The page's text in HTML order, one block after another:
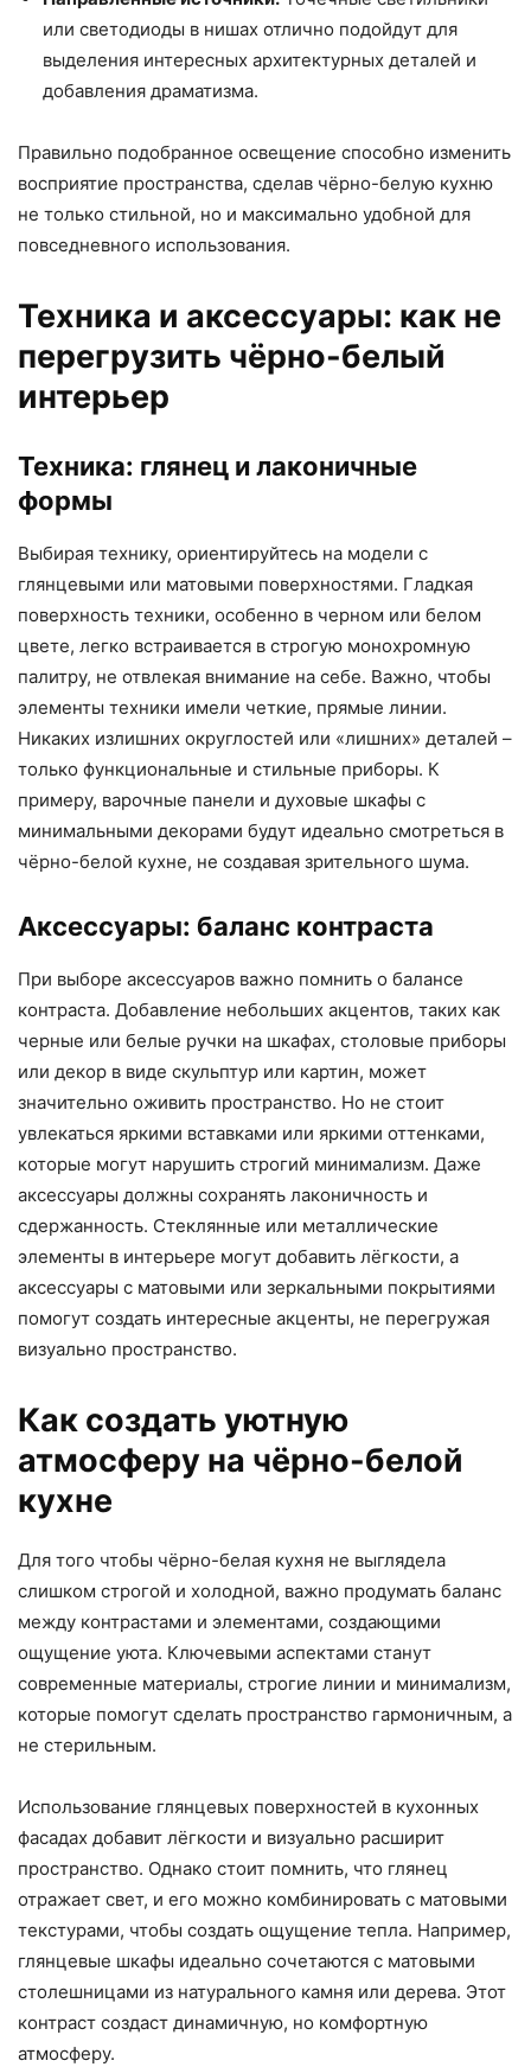
или светодиоды в нишах отлично подойдут для
выделения интересных архитектурных деталей и
добавления драматизма.
Правильно подобранное освещение способно изменить
восприятие пространства, сделав чёрно-белую кухню
не только стильной, но и максимально удобной для
повседневного использования.
Техника и аксессуары: как не
перегрузить чёрно-белый
интерьер
Техника: глянец и лаконичные
формы
Выбирая технику, ориентируйтесь на модели с
глянцевыми или матовыми поверхностями. Гладкая
поверхность техники, особенно в черном или белом
цвете, легко встраивается в строгую монохромную
палитру, не отвлекая внимание на себе. Важно, чтобы
элементы техники имели четкие, прямые линии.
Никаких излишних округлостей или «лишних» деталей –
только функциональные и стильные приборы. К
примеру, варочные панели и духовые шкафы с
минимальными декорами будут идеально смотреться в
чёрно-белой кухне, не создавая зрительного шума.
Аксессуары: баланс контраста
При выборе аксессуаров важно помнить о балансе
контраста. Добавление небольших акцентов, таких как
черные или белые ручки на шкафах, столовые приборы
или декор в виде скульптур или картин, может
значительно оживить пространство. Но не стоит
увлекаться яркими вставками или яркими оттенками,
которые могут нарушить строгий минимализм. Даже
аксессуары должны сохранять лаконичность и
сдержанность. Стеклянные или металлические
элементы в интерьере могут добавить лёгкости, а
аксессуары с матовыми или зеркальными покрытиями
помогут создать интересные акценты, не перегружая
визуально пространство.
Как создать уютную
атмосферу на чёрно-белой
кухне
Для того чтобы чёрно-белая кухня не выглядела
слишком строгой и холодной, важно продумать баланс
между контрастами и элементами, создающими
ощущение уюта. Ключевыми аспектами станут
современные материалы, строгие линии и минимализм,
которые помогут сделать пространство гармоничным, а
не стерильным.
Использование глянцевых поверхностей в кухонных
фасадах добавит лёгкости и визуально расширит
пространство. Однако стоит помнить, что глянец
отражает свет, и его можно комбинировать с матовыми
текстурами, чтобы создать ощущение тепла. Например,
глянцевые шкафы идеально сочетаются с матовыми
столешницами из натурального камня или дерева. Этот
контраст создаст динамичную, но комфортную
атмосферу.